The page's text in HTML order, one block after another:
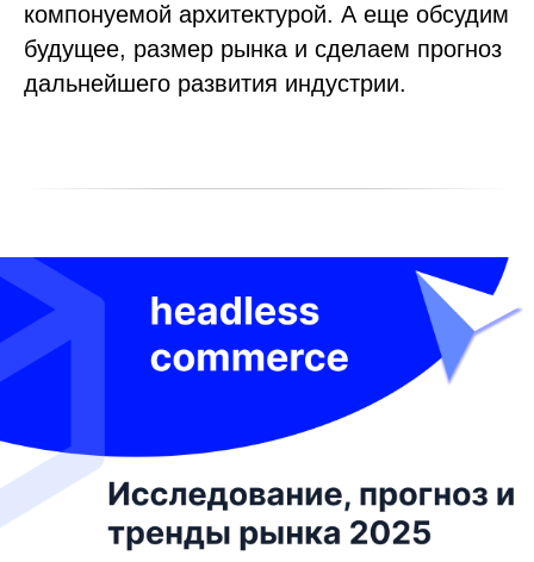
компонуемой архитектурой. А еще обсудим
будущее, размер рынка и сделаем прогноз
дальнейшего развития индустрии.